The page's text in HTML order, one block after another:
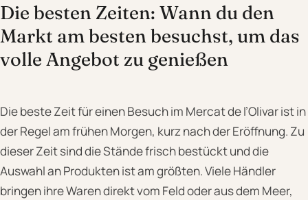
Die besten Zeiten: Wann du den
Markt am besten besuchst, um das
volle Angebot zu genießen
Die beste Zeit für einen Besuch im Mercat de l’Olivar ist in
der Regel am frühen Morgen, kurz nach der Eröffnung. Zu
dieser Zeit sind die Stände frisch bestückt und die
Auswahl an Produkten ist am größten. Viele Händler
bringen ihre Waren direkt vom Feld oder aus dem Meer,